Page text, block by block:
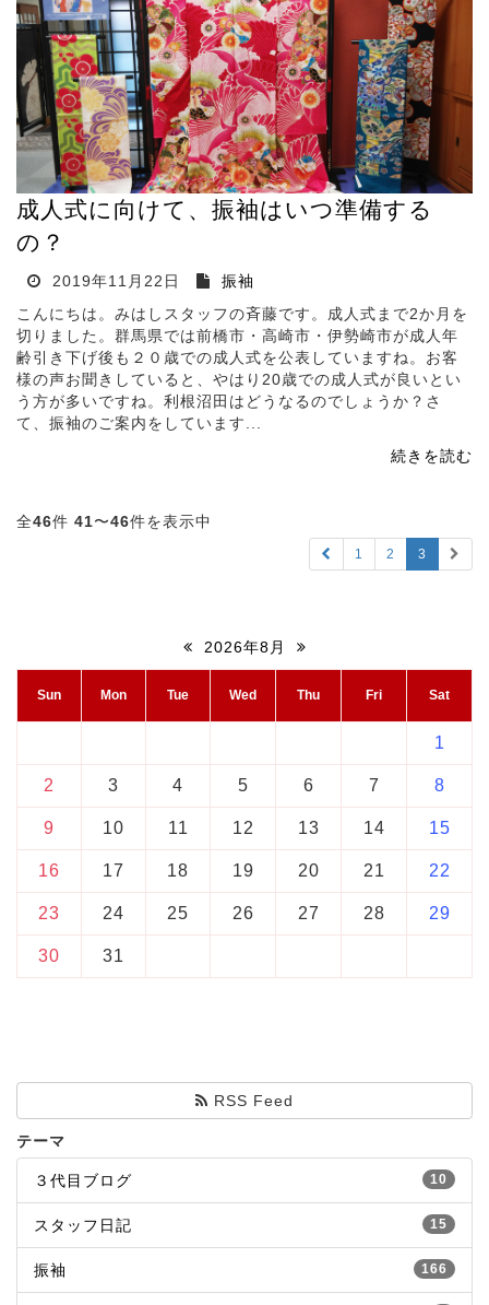
2026年8月
Sun Mon Tue Wed Thu Fri Sat
1
2 3 4 5 6 7 8
9 10 11 12 13 14 15
16 17 18 19 20 21 22
23 24 25 26 27 28 29
30 31
RSS Feed
テーマ
10
３代目ブログ
15
スタッフ日記
166
振袖
成人式に向けて、振袖はいつ準備する
の？
2019年11月22日
振袖
こんにちは。みはしスタッフの斉藤です。成人式まで2か月を
切りました。群馬県では前橋市・高崎市・伊勢崎市が成人年
齢引き下げ後も２０歳での成人式を公表していますね。お客
様の声お聞きしていると、やはり20歳での成人式が良いとい
う方が多いですね。利根沼田はどうなるのでしょうか？さ
て、振袖のご案内をしています...
続きを読む
全46件 41〜46件を表示中
1 2 3